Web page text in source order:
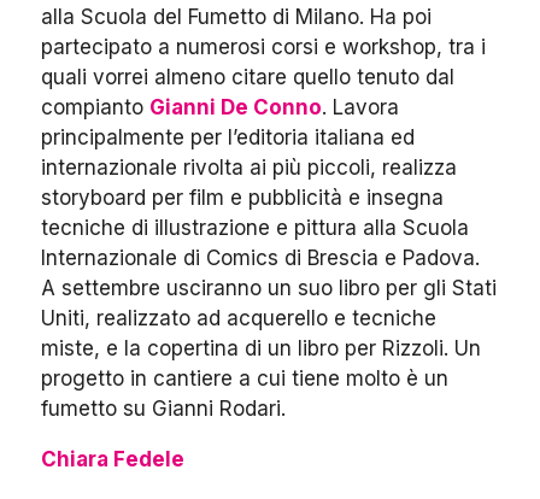
alla Scuola del Fumetto di Milano. Ha poi
partecipato a numerosi corsi e workshop, tra i
quali vorrei almeno citare quello tenuto dal
compianto Gianni De Conno. Lavora
principalmente per l’editoria italiana ed
internazionale rivolta ai più piccoli, realizza
storyboard per film e pubblicità e insegna
tecniche di illustrazione e pittura alla Scuola
Internazionale di Comics di Brescia e Padova.
A settembre usciranno un suo libro per gli Stati
Uniti, realizzato ad acquerello e tecniche
miste, e la copertina di un libro per Rizzoli. Un
progetto in cantiere a cui tiene molto è un
fumetto su Gianni Rodari.
Chiara Fedele